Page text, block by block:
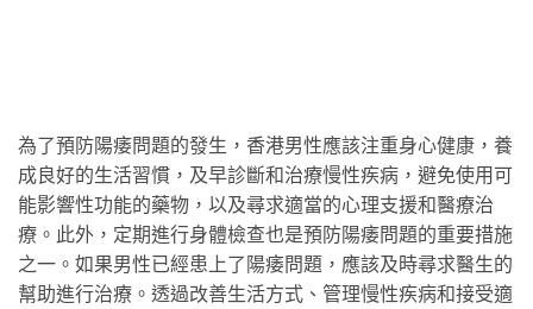
為了預防陽痿問題的發生，香港男性應該注重身心健康，養
成良好的生活習慣，及早診斷和治療慢性疾病，避免使用可
能影響性功能的藥物，以及尋求適當的心理支援和醫療治
療。此外，定期進行身體檢查也是預防陽痿問題的重要措施
之一。如果男性已經患上了陽痿問題，應該及時尋求醫生的
幫助進行治療。透過改善生活方式、管理慢性疾病和接受適